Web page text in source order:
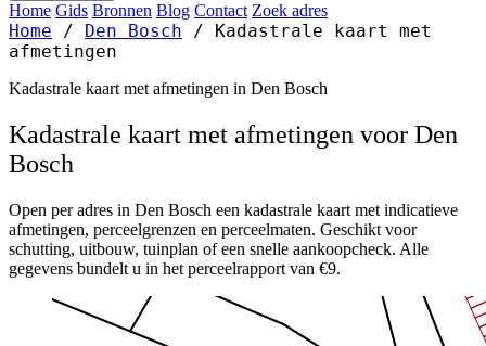
Home Gids Bronnen Blog Contact Zoek adres
Home / Den Bosch /
Kadastrale kaart met
afmetingen
Kadastrale kaart met afmetingen in Den Bosch
Kadastrale kaart met afmetingen voor Den
Bosch
Open per adres in Den Bosch een kadastrale kaart met indicatieve
afmetingen, perceelgrenzen en perceelmaten. Geschikt voor
schutting, uitbouw, tuinplan of een snelle aankoopcheck. Alle
gegevens bundelt u in het perceelrapport van €9.